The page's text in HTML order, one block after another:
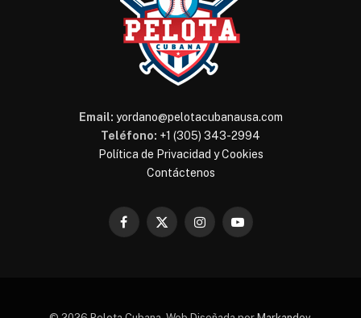
Email: yordano@pelotacubanausa.com
Teléfono: +1 (305) 343-2994
Política de Privacidad y Cookies
Contáctenos
Facebook
X
InstagramYouTube